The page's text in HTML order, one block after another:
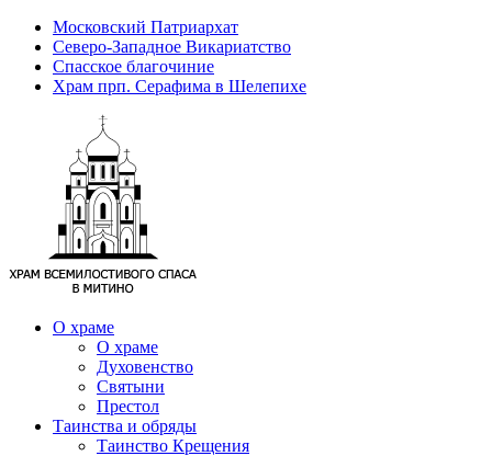
Московский Патриархат
Северо-Западное Викариатство
Спасское благочиние
Храм прп. Серафима в Шелепихе
О храме
О храме
Духовенство
Святыни
Престол
Таинства и обряды
Таинство Крещения